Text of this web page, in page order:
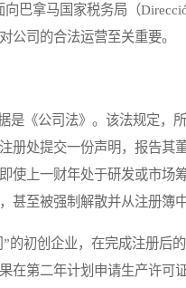
巴拿马国家税务局（
公司的合法运营至关重要。
《公司法》。该法规定，
册处提交一份声明，报告其
使上一财年处于研发或市场
甚至被强制解散并从注册簿中
初创企业，在完成注册后
在第二年计划申请生产许可